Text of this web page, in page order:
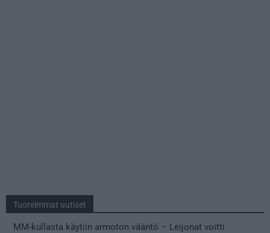
Tuoreimmat uutiset
MM-kullasta käytiin armoton vääntö – Leijonat voitti